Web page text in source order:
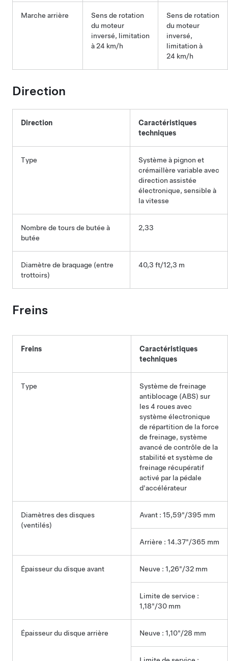
Marche arrière
Sens de rotation
du moteur
inversé, limitation
à24 km/h
Sens de rotation
du moteur
inversé,
limitation à
24 km/h
Direction
Direction
Caractéristiques
techniques
Type
Système à pignon et
crémaillère variable avec
direction assistée
électronique, sensible à
la vitesse
Nombre de tours de butée à
butée
2,33
Diamètre de braquage (entre
trottoirs)
40,3 ft/12,3 m
Freins
Freins
Caractéristiques
techniques
Type
Système de freinage
antiblocage (ABS) sur
les 4 roues avec
système électronique
de répartition de la force
de freinage, système
avancé de contrôle de la
stabilité et système de
freinage récupératif
activé par la pédale
d'accélérateur
Diamètres des disques
(ventilés)
Avant : 15,59"/395 mm
Arrière : 14.37"/365 mm
Épaisseur du disque avant Neuve : 1,26"/32 mm
Limite de service :
1,18"/30 mm
Épaisseur du disque arrière Neuve : 1,10"/28 mm